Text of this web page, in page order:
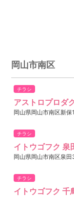
岡山市南区
チラシ
アストロプロダ
岡山県岡山市南区新保
チラシ
イトウゴフク 泉
岡山県岡山市南区泉
チラシ
イトウゴフク 千